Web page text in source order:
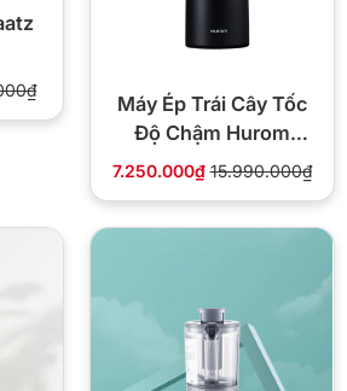
Máy Ép Trái Cây Tốc
Độ Chậm Hurom
H400 công suất
7.250.000₫ 15.990.000₫